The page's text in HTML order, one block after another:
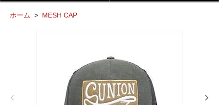
ホーム > MESH CAP